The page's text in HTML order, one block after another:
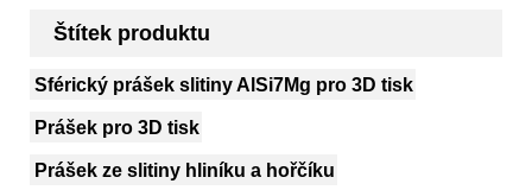
Štítek produktu
Sférický prášek slitiny AlSi7Mg pro 3D tisk
Prášek pro 3D tisk
Prášek ze slitiny hliníku a hořčíku